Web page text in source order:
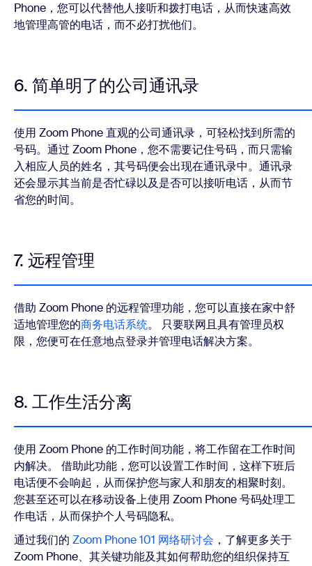
Phone，您可以代替他人接听和拨打电话，从而快速高效
地管理高管的电话，而不必打扰他们。
6. 简单明了的公司通讯录
使用 Zoom Phone 直观的公司通讯录，可轻松找到所需的
号码。通过 Zoom Phone，您不需要记住号码，而只需输
入相应人员的姓名，其号码便会出现在通讯录中。通讯录
还会显示其当前是否忙碌以及是否可以接听电话，从而节
省您的时间。
7. 远程管理
借助 Zoom Phone 的远程管理功能，您可以直接在家中舒
适地管理您的商务电话系统。 只要联网且具有管理员权
限，您便可在任意地点登录并管理电话解决方案。
8. 工作生活分离
使用 Zoom Phone 的工作时间功能，将工作留在工作时间
内解决。 借助此功能，您可以设置工作时间，这样下班后
电话便不会响起，从而保护您与家人和朋友的相聚时刻。
您甚至还可以在移动设备上使用 Zoom Phone 号码处理工
作电话，从而保护个人号码隐私。
通过我们的 Zoom Phone 101 网络研讨会 ，了解更多关于
Zoom Phone、其关键功能及其如何帮助您的组织保持互